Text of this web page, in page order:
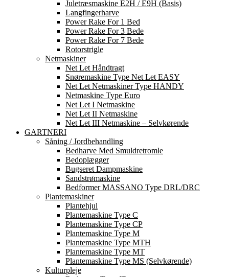
Juletræsmaskine E2H / E9H (basis)
Langfingerharve
Power Rake For 1 Bed
Power Rake For 3 Bede
Power Rake For 7 Bede
Rotorstrigle
Netmaskiner
Net Let Håndtragt
Snøremaskine Type Net Let EASY
Net Let Netmaskiner Type HANDY
Netmaskine Type Euro
Net Let I Netmaskine
Net Let II Netmaskine
Net Let III Netmaskine – Selvkørende
GARTNERI
Såning / Jordbehandling
Bedharve Med Smuldretromle
Bedoplægger
Bugseret Dampmaskine
Sandstrømaskine
Bedformer MASSANO Type DRL/DRC
Plantemaskiner
Plantehjul
Plantemaskine Type C
Plantemaskine Type CP
Plantemaskine Type M
Plantemaskine Type MTH
Plantemaskine Type MT
Plantemaskine Type MS (Selvkørende)
Kulturpleje